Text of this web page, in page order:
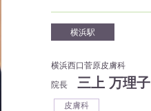
横浜駅
横浜西口菅原皮膚科
院長
三上 万理子
皮膚科